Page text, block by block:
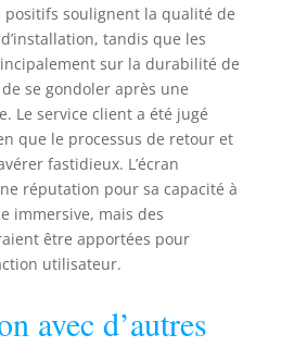
positifs soulignent la qualité de
tandis que les
sur la durabilité de
se gondoler après une
Le service client a été jugé
que le processus de retour et
fastidieux. L’écran
réputation pour sa capacité à
immersive, mais des
être apportées pour
utilisateur.
avec d’autres